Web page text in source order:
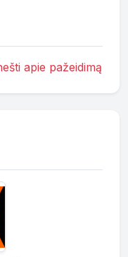
apie pažeidimą